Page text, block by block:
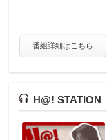
番組詳細はこちら
H@! STATION